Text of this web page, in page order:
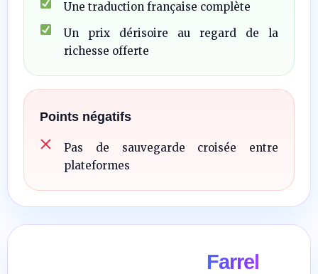
Une traduction française complète
Un prix dérisoire au regard de la
richesse offerte
Points négatifs
Pas de sauvegarde croisée entre
plateformes
Farrel